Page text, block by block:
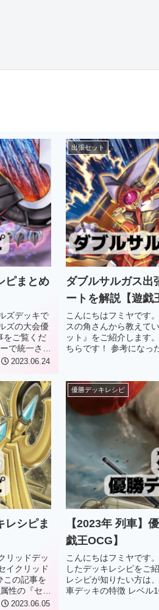
ピまとめ
ズデッキで
ズの大会優
をご覧くだ
で統一され
2023.06.24
出張セット
ダブルサルガス出
ートを解説【遊戯
こんにちはフミヤです
スの角さんから教えて
ット』をご紹介します
ちらです！ 参考になっ
レシピま
リッドデッ
イクリッド
この記事を
性の『セイ
2023.06.05
優勝デッキレシピ
【2023年 列車】
戯王OCG】
こんにちはフミヤです
したデッキレシピをご
レシピが知りたい方は
車デッキの特徴 レベル